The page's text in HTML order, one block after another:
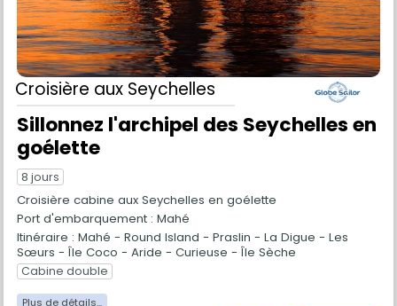
Croisière aux Seychelles
Sillonnez l'archipel des Seychelles en
goélette
8 jours
Croisière cabine aux Seychelles en goélette
Port d'embarquement : Mahé
Itinéraire : Mahé - Round Island - Praslin - La Digue - Les
Sœurs - Île Coco - Aride - Curieuse - Île Sèche
Cabine double